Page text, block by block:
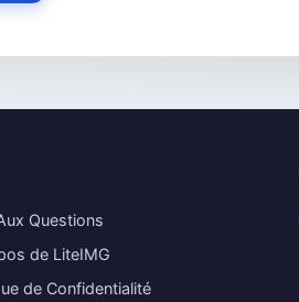
Questions
de LiteIMG
de Confidentialité